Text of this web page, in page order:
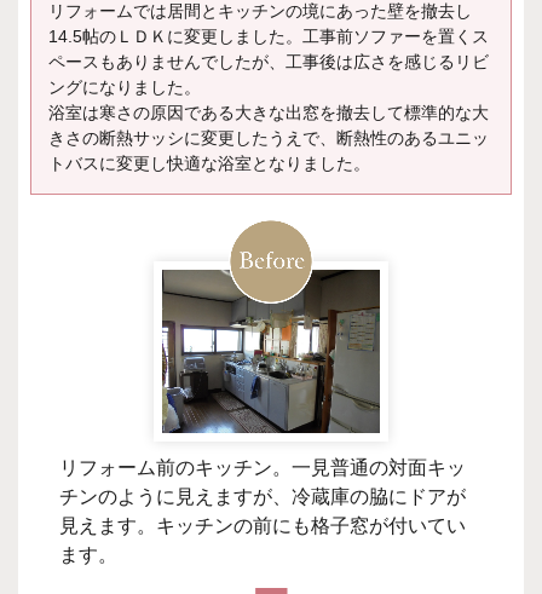
リフォームでは居間とキッチンの境にあった壁を撤去し
14.5帖のＬＤＫに変更しました。工事前ソファーを置くス
ペースもありませんでしたが、工事後は広さを感じるリビ
ングになりました。
浴室は寒さの原因である大きな出窓を撤去して標準的な大
きさの断熱サッシに変更したうえで、断熱性のあるユニッ
トバスに変更し快適な浴室となりました。
リフォーム前のキッチン。一見普通の対面キッ
チンのように見えますが、冷蔵庫の脇にドアが
見えます。キッチンの前にも格子窓が付いてい
ます。